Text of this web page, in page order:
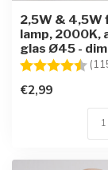
2,5W & 4,5W
lamp, 2000K,
glas Ø45 -
Beoordeling:
€2,99